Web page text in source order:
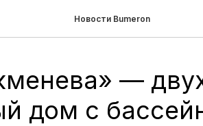
Новости Bumeron
—
дом с